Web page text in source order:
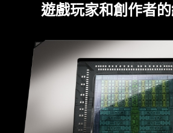
遊戲玩家和創作者